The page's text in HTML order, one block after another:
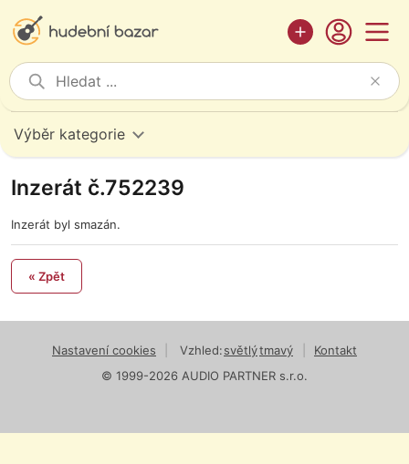
Výběr kategorie
Inzerát č.752239
Inzerát byl smazán.
« Zpět
Nastavení cookies Vzhled:světlýtmavý
Kontakt
© 1999-2026 AUDIO PARTNER s.r.o.